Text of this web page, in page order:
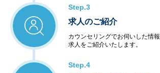
Step.3
求人のご紹介
カウンセリングでお伺いした情
求人をご紹介いたします。
Step.4